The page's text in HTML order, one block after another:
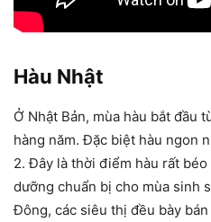
Hàu Nhật
Ở Nhật Bản, mùa hàu bắt đầu
hàng năm. Đặc biệt hàu ngon
2. Đây là thời điểm hàu rất
dưỡng chuẩn bị cho mùa sinh
Đông, các siêu thị đều bày